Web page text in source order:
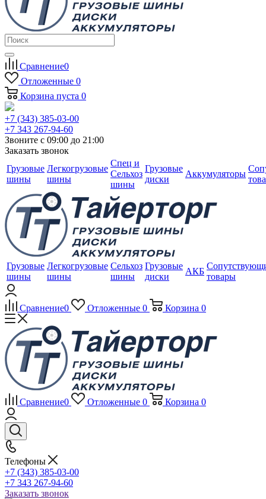
Сравнение0
Отложенные 0
Корзина пуста 0
+7 (343) 385-03-00
+7 343 267-94-60
Звоните с 09:00 до 21:00
Заказать звонок
Грузовые
шины
Легкогрузовые
шины
Спец и
Сельхоз
шины
Грузовые
диски
Аккумуляторы
Грузовые
шины
Легкогрузовые
шины
Сельхоз
шины
Грузовые
диски
АКБ
товары
Сравнение0 Отложенные 0 Корзина 0
Сравнение0 Отложенные 0 Корзина 0
Телефоны
+7 (343) 385-03-00
+7 343 267-94-60
Заказать звонок